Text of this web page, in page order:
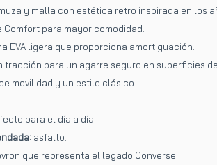
y malla con estética retro inspirada en los
Comfort para mayor comodidad.
EVA ligera que proporciona amortiguación.
tracción para un agarre seguro en superficies
movilidad y un estilo clásico.
para el día a día.
asfalto.
que representa el legado Converse.